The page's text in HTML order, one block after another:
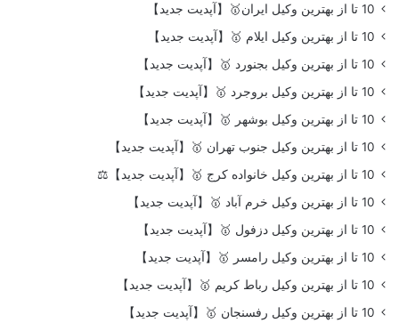
10 تا از بهترین وکیل ایران🥇【آپدیت جدید】
10 تا از بهترین وکیل ایلام 🥇【آپدیت جدید】
10 تا از بهترین وکیل بجنورد 🥇【آپدیت جدید】
10 تا از بهترین وکیل بروجرد 🥇【آپدیت جدید】
10 تا از بهترین وکیل بوشهر 🥇【آپدیت جدید】
10 تا از بهترین وکیل جنوب تهران 🥇【آپدیت جدید】
10 تا از بهترین وکیل خانواده کرج 🥇【آپدیت جدید】⚖️
10 تا از بهترین وکیل خرم آباد 🥇【آپدیت جدید】
10 تا از بهترین وکیل دزفول 🥇【آپدیت جدید】
10 تا از بهترین وکیل رامسر 🥇【آپدیت جدید】
10 تا از بهترین وکیل رباط کریم 🥇【آپدیت جدید】
10 تا از بهترین وکیل رفسنجان 🥇【آپدیت جدید】